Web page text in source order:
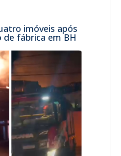
imóveis após
de fábrica em BH